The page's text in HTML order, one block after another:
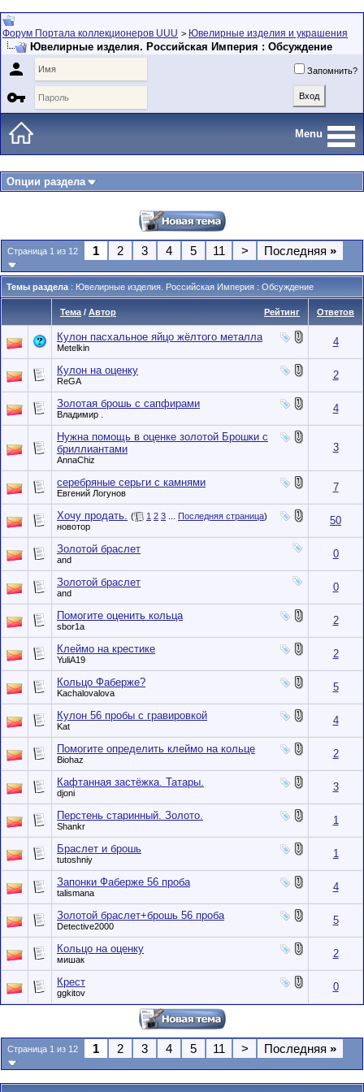
Форум Портала коллекционеров UUU > Ювелирные изделия и украшения
Ювелирные изделия. Российская Империя : Обсуждение
 Запомнить?

Menu
Опции раздела
Страница 1 из 12 1 2 3 4 5 11 > Последняя »
Темы раздела : Ювелирные изделия. Российская Империя : Обсуждение
Рейтинг
Тема / Автор Ответов
Кулон пасхальное яйцо жёлтого металла
Metelkin 4
Кулон на оценку
ReGA 2
Золотая брошь с сапфирами
Владимир . 4
Нужна помощь в оценке золотой Брошки с
бриллиантами
AnnaChiz
3
серебряные серьги с камнями
Евгений Логунов 7
Хочу продать. ( 1 2 3 Последняя страница)
новотор
50
Золотой браслет
and 0
Золотой браслет
and 0
Помогите оценить кольца
sbor1a 2
Клеймо на крестике
YuliA19 2
Кольцо Фаберже?
Kachalovalova 5
Кулон 56 пробы с гравировкой
Kat 4
Помогите определить клеймо на кольце
Biohaz 2
Кафтанная застёжка. Татары.
djoni 3
Перстень старинный. Золото.
Shankr 1
Браслет и брошь
tutoshniy 1
Запонки Фаберже 56 проба
talismana 4
Золотой браслет+брошь 56 проба
Detective2000 5
Кольцо на оценку
мишак 2
Крест
ggkitov 0
Страница 1 из 12 1 2 3 4 5 11 > Последняя »